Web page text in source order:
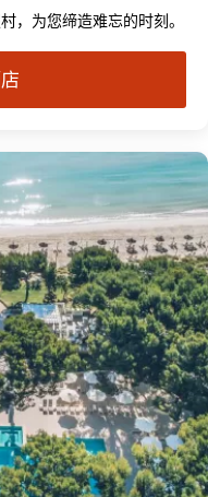
，为您缔造难忘的时刻。